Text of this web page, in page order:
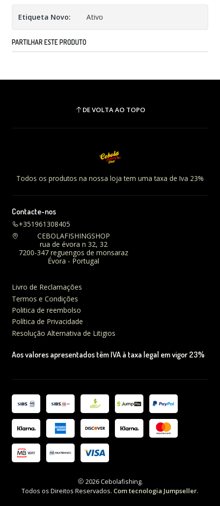
Etiqueta Novo: Ativo
PARTILHAR ESTE PRODUTO
DE VOLTA AO TOPO
Todos os produtos na nossa loja tem uma taxa de Iva 23%
Contacte-nos
+351961308405
CEBOLAFISHINGSHOP
rua de évora n 32, 32
7200-347 reguengos de monsaraz
Évora - Portugal
Livro de Reclamações
Termos e Condições
Politica de reembolso
Política de Privacidade
Resolução Alternativa de Litigios
Aos valores apresentados têm IVA à taxa legal em vigor 23%
2026 Cebolafishing.
Todos os Direitos Reservados. Com tecnologia Jumpseller.